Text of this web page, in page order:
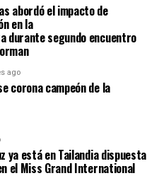
abordó el impacto de
en la
durante segundo encuentro
ago
corona campeón de la
ya está en Tailandia dispuesta
el Miss Grand International